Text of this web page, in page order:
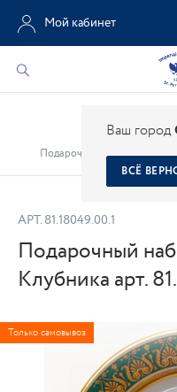
Ваш город
ВСЁ
Мой кабинет
Подарочный набор 265
АРТ. 81.18049.00.1
Подарочный
Клубника арт.
Только самовывоз